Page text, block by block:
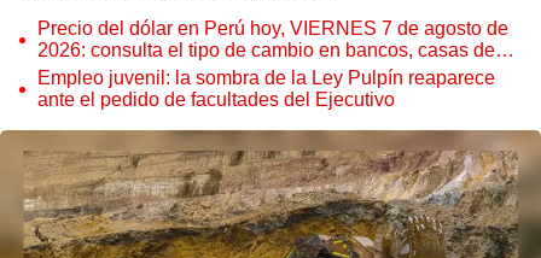
Precio del dólar en Perú hoy, VIERNES 7 de agosto de
2026: consulta el tipo de cambio en bancos, casas de
cambio y plataformas digitales
Empleo juvenil: la sombra de la Ley Pulpín reaparece
ante el pedido de facultades del Ejecutivo